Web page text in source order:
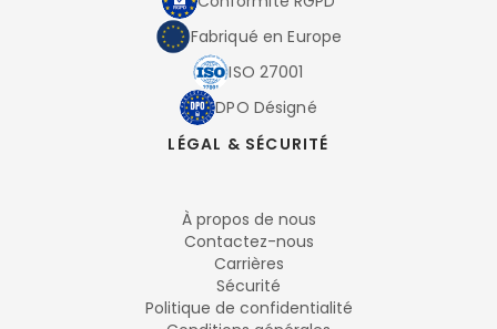
Fabriqué en Europe
ISO 27001
DPO Désigné
LÉGAL & SÉCURITÉ
À propos de nous
Contactez-nous
Carrières
Sécurité
Politique de confidentialité